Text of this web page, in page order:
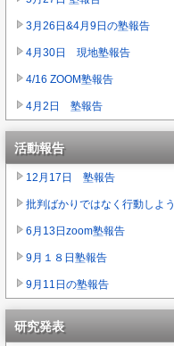
3月26日&4月9日の塾報告
4月30日 現地塾報告
4/16 ZOOM塾報告
4月2日 塾報告
活動報告
12月17日 塾報告
批判ばかりではなく行動しよう
6月13日zoom塾報告
9月１８日塾報告
9月11日の塾報告
研究発表